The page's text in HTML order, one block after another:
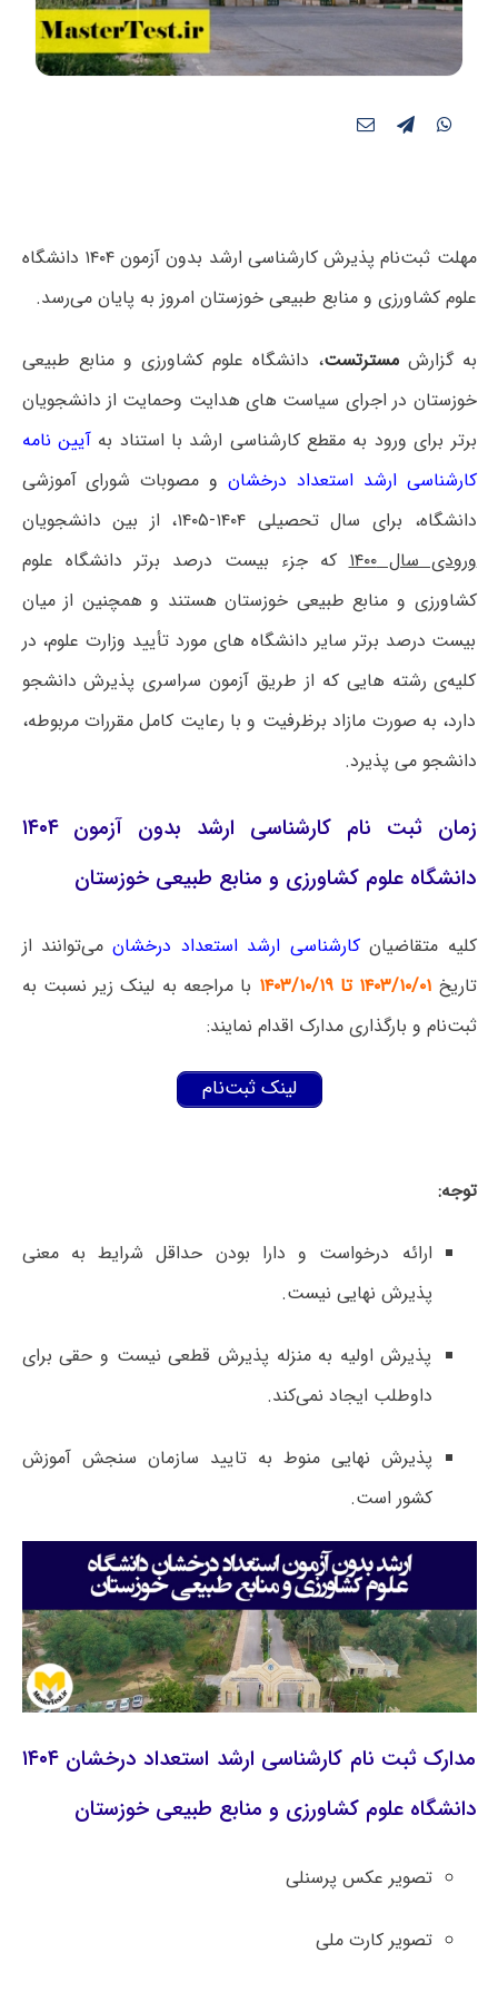
مهلت ثبت‌نام پذیرش کارشناسی ارشد بدون آزمون ۱۴۰۴ دانشگاه
علوم کشاورزی و منابع طبیعی خوزستان امروز به پایان می‌رسد.
به گزارشمسترتست، دانشگاه علوم کشاورزی و منابع طبیعی
خوزستان در اجرای سیاست های هدایت وحمایت از دانشجویان
برتر برای ورود به مقطع کارشناسی ارشد با استناد بهآیین نامه
کارشناسی ارشد استعداد درخشان و مصوبات شورای آموزشی
دانشگاه، برای سال تحصیلی ۱۴۰۴-۱۴۰۵، از بین دانشجویان
ورودی سال ۱۴۰۰
که جزء بیست درصد برتر دانشگاه علوم
کشاورزی و منابع طبیعی خوزستان هستند و همچنین از میان
بیست درصد برتر سایر دانشگاه های مورد تأیید وزارت علوم، در
کلیه‌ی رشته هایی که از طریق آزمون سراسری پذیرش دانشجو
دارد، به صورت مازاد برظرفیت و با رعایت کامل مقررات مربوطه،
دانشجو می پذیرد.
زمان ثبت نام کارشناسی ارشد بدون آزمون ۱۴۰۴
دانشگاه علوم کشاورزی و منابع طبیعی خوزستان
کلیه متقاضیانکارشناسی ارشد استعداد درخشان می‌توانند از
تاریخ ۱۴۰۳/۱۰/۰۱ تا ۱۴۰۳/۱۰/۱۹
با مراجعه به لینک زیر نسبت به
ثبت‌نام و بارگذاری مدارک اقدام نمایند:
لینک ثبت‌نام
توجه:
ارائه درخواست و دارا بودن حداقل شرایط به معنی
پذیرش نهایی نیست.
پذیرش اولیه به منزله پذیرش قطعی نیست و حقی برای
داوطلب ایجاد نمی‌کند.
پذیرش نهایی منوط به تایید سازمان سنجش آموزش
کشور است.
مدارک ثبت نام کارشناسی ارشد استعداد درخشان ۱۴۰۴
دانشگاه علوم کشاورزی و منابع طبیعی خوزستان
تصویر عکس پرسنلی
تصویر کارت ملی